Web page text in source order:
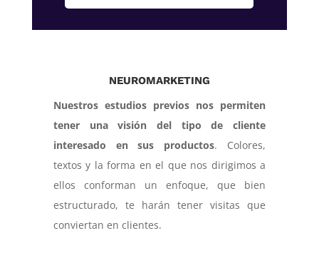
NEUROMARKETING
Nuestros estudios previos nos permiten
tener una visión del tipo de cliente
interesado en sus productos. Colores,
textos y la forma en el que nos dirigimos a
ellos conforman un enfoque, que bien
estructurado, te harán tener visitas que
conviertan en clientes.